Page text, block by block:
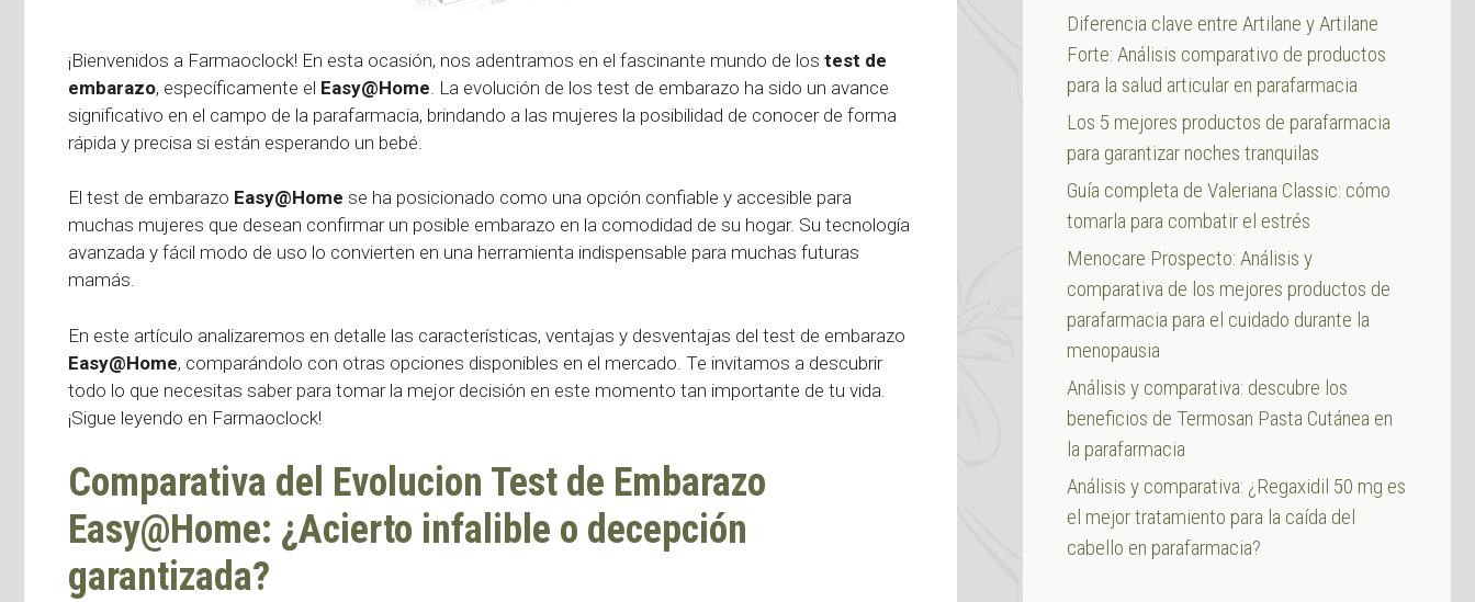
¡Bienvenidos a Farmaoclock! En esta ocasión, nos adentramos en el fascinante mundo de los test de
embarazo, específicamente el Easy@Home . La evolución de los test de embarazo ha sido un avance
significativo en el campo de la parafarmacia, brindando a las mujeres la posibilidad de conocer de forma
rápida y precisa si están esperando un bebé.
El test de embarazo Easy@Home se ha posicionado como una opción confiable y accesible para
muchas mujeres que desean confirmar un posible embarazo en la comodidad de su hogar. Su tecnología
avanzada y fácil modo de uso lo convierten en una herramienta indispensable para muchas futuras
mamás.
En este artículo analizaremos en detalle las características, ventajas y desventajas del test de embarazo
Easy@Home, comparándolo con otras opciones disponibles en el mercado. Te invitamos a descubrir
todo lo que necesitas saber para tomar la mejor decisión en este momento tan importante de tu vida.
¡Sigue leyendo en Farmaoclock!
Comparativa del Evolucion Test de Embarazo
Easy@Home: ¿Acierto infalible o decepción
garantizada?
Diferencia clave entre Artilane y Artilane
Forte: Análisis comparativo de productos
para la salud articular en parafarmacia
Los 5 mejores productos de parafarmacia
para garantizar noches tranquilas
Guía completa de Valeriana Classic: cómo
tomarla para combatir el estrés
Menocare Prospecto: Análisis y
comparativa de los mejores productos de
parafarmacia para el cuidado durante la
menopausia
Análisis y comparativa: descubre los
beneficios de Termosan Pasta Cutánea en
la parafarmacia
Análisis y comparativa: ¿Regaxidil 50 mg es
el mejor tratamiento para la caída del
cabello en parafarmacia?